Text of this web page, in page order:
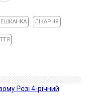
ЛІКАРНЯ
Розі 4-річний